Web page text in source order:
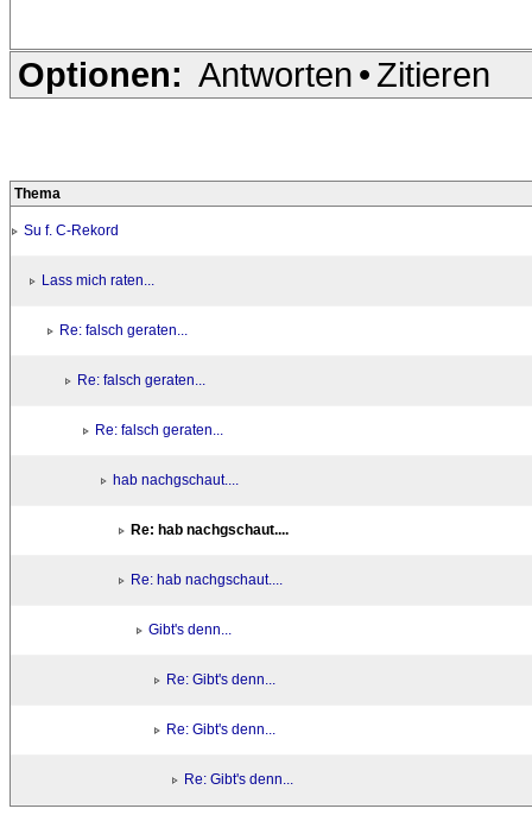
Optionen: Antworten • Zitieren
Thema
Su f. C-Rekord
Lass mich raten...
Re: falsch geraten...
Re: falsch geraten...
Re: falsch geraten...
hab nachgschaut....
Re: hab nachgschaut....
Re: hab nachgschaut....
Gibt's denn...
Re: Gibt's denn...
Re: Gibt's denn...
Re: Gibt's denn...